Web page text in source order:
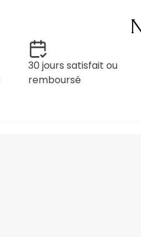
30 jours satisfait ou
remboursé